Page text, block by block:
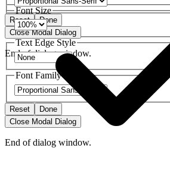
Reset
Done
Close Modal Dialog
End of dialog window.
Font Size
Text Edge Style
Font Family
Reset
Done
Close Modal Dialog
End of dialog window.